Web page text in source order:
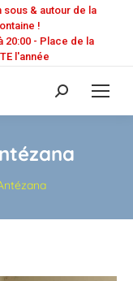
sous & autour de la
!
20:00 - Place de la
l'année
Recherche
: